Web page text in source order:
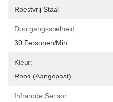
Roestvrij Staal
Doorgangssnelheid:
30 Personen/min
Kleur:
Rood (aangepast)
Infrarode Sensor: